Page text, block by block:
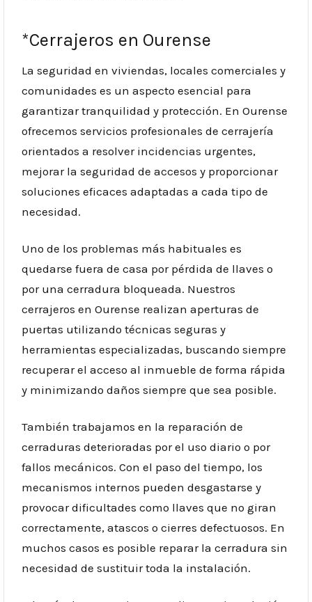
*Cerrajeros en Ourense
La seguridad en viviendas, locales comerciales y
comunidades es un aspecto esencial para
garantizar tranquilidad y protección. En Ourense
ofrecemos servicios profesionales de cerrajería
orientados a resolver incidencias urgentes,
mejorar la seguridad de accesos y proporcionar
soluciones eficaces adaptadas a cada tipo de
necesidad.
Uno de los problemas más habituales es
quedarse fuera de casa por pérdida de llaves o
por una cerradura bloqueada. Nuestros
cerrajeros en Ourense realizan aperturas de
puertas utilizando técnicas seguras y
herramientas especializadas, buscando siempre
recuperar el acceso al inmueble de forma rápida
y minimizando daños siempre que sea posible.
También trabajamos en la reparación de
cerraduras deterioradas por el uso diario o por
fallos mecánicos. Con el paso del tiempo, los
mecanismos internos pueden desgastarse y
provocar dificultades como llaves que no giran
correctamente, atascos o cierres defectuosos. En
muchos casos es posible reparar la cerradura sin
necesidad de sustituir toda la instalación.